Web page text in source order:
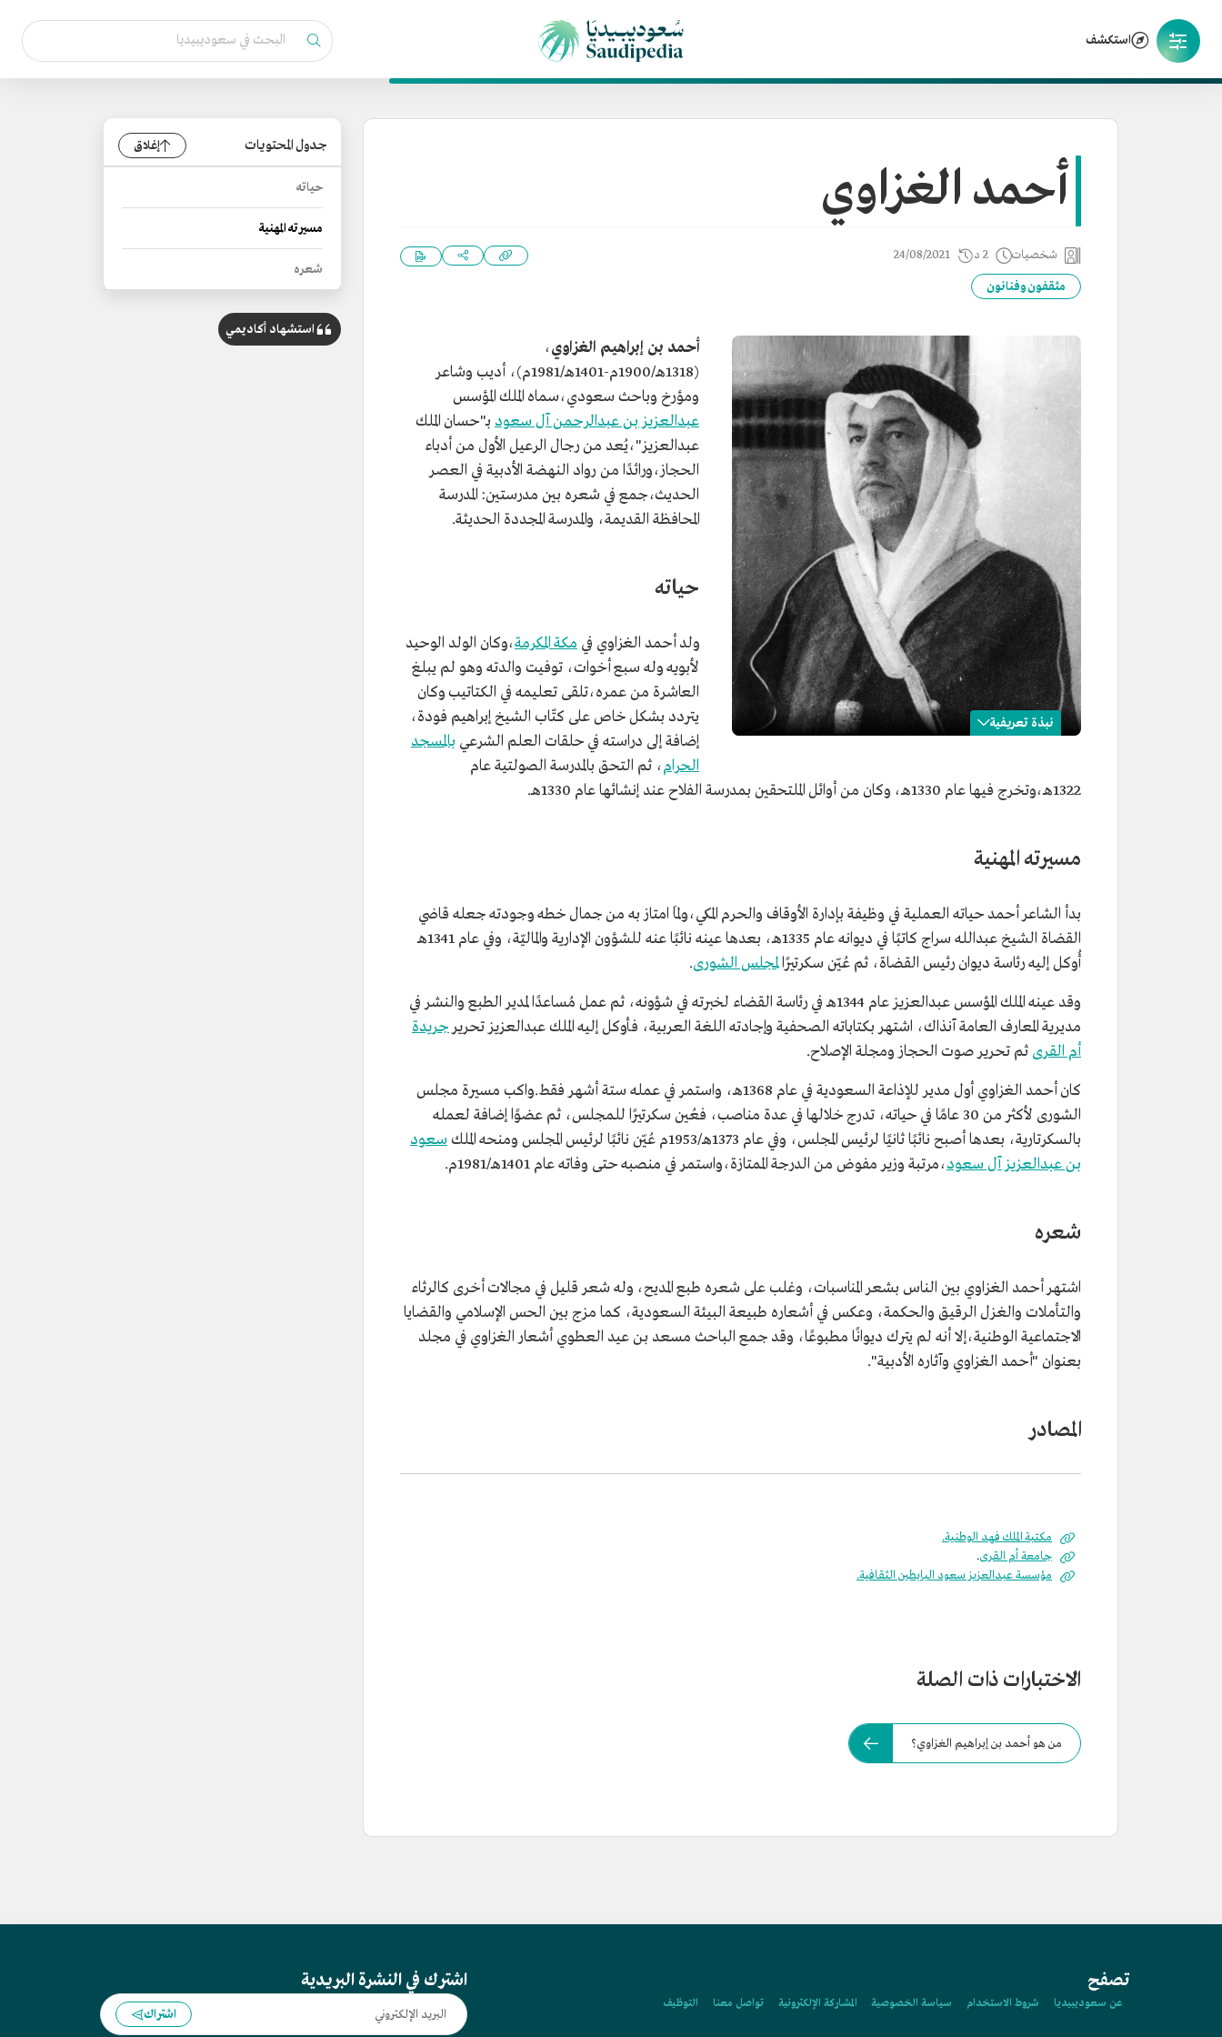
استكشف
أحمد الغزاوي
شخصيات 2 د 24/08/2021
مثقفون وفنانون
نبذة تعريفية
الاسم
أحمد إبراهيم الغزاوي.
تاريخ الوفاة
المجال المهني
أديب وشاعر ومؤرخ وباحث.
أحمد بن إبراهيم الغزاوي،
(1318هـ/1900م-1401هـ/1981م)، أديب وشاعر
ومؤرخ وباحث سعودي،سماه الملك المؤسس
عبدالعزيز بن عبدالرحمن آل سعود بـ"حسان الملك
عبدالعزيز"،يُعد من رجال الرعيل الأول من أدباء
الحجاز،ورائدًا من رواد النهضة الأدبية في العصر
الحديث،جمع في شعره بين مدرستين: المدرسة
المحافظة القديمة، والمدرسة المجددة الحديثة.
حياته
ولد أحمد الغزاوي في مكة المكرمة،وكان الولد الوحيد
لأبويه وله سبع أخوات، توفيت والدته وهو لم يبلغ
العاشرة من عمره،تلقى تعليمه في الكتاتيب وكان
يتردد بشكل خاص على كتّاب الشيخ إبراهيم فودة،
إضافة إلى دراسته في حلقات العلم الشرعي بالمسجد
الحرام، ثم التحق بالمدرسة الصولتية عام
1322هـ،وتخرج فيها عام 1330هـ، وكان من أوائل الملتحقين بمدرسة الفلاح عند إنشائها عام 1330هـ.
مسيرته المهنية
بدأ الشاعر أحمد حياته العملية في وظيفة بإدارة الأوقاف والحرم المكي،ولمَا امتاز به من جمال خطه وجودته جعله قاضي
القضاة الشيخ عبدالله سراج كاتبًا في ديوانه عام 1335هـ، بعدها عينه نائبًا عنه للشؤون الإدارية والماليّة، وفي عام 1341هـ
أُوكل إليه رئاسة ديوان رئيس القضاة، ثم عُيّن سكرتيرًالمجلس الشورى.
وقد عينه الملك المؤسس عبدالعزيز عام 1344هـ في رئاسة القضاء لخبرته في شؤونه، ثم عمل مُساعدًا لمدير الطبع والنشر في
مديرية المعارف العامة آنذاك، اشتهر بكتاباته الصحفية وإجادته اللغة العربية، فأوكل إليه الملك عبدالعزيز تحرير جريدة
أم القرى ثم تحرير صوت الحجاز ومجلة الإصلاح.
كان أحمد الغزاوي أول مدير للإذاعة السعودية في عام 1368هـ، واستمر في عمله ستة أشهر فقط.واكب مسيرة مجلس
الشورى لأكثر من 30 عامًا في حياته، تدرج خلالها في عدة مناصب، فعُين سكرتيرًا للمجلس، ثم عضوًا إضافة لعمله
بالسكرتارية، بعدها أصبح نائبًا ثانيًا لرئيس المجلس، وفي عام 1373هـ/1953م عُيّن نائبًا لرئيس المجلس ومنحه الملك
سعود
بن عبدالعزيز آل سعود،مرتبة وزير مفوض من الدرجة الممتازة،واستمر في منصبه حتى وفاته عام 1401هـ/1981م.
شعره
اشتهر أحمد الغزاوي بين الناس بشعر المناسبات، وغلب على شعره طبع المديح، وله شعر قليل في مجالات أخرى كالرثاء
والتأملات والغزل الرقيق والحكمة، وعكس في أشعاره طبيعة البيئة السعودية، كما مزج بين الحس الإسلامي والقضايا
الاجتماعية الوطنية،إلا أنه لم يترك ديوانًا مطبوعًا، وقد جمع الباحث مسعد بن عيد العطوي أشعار الغزاوي في مجلد
بعنوان "أحمد الغزاوي وآثاره الأدبية".
المصادر
مكتبة الملك فهد الوطنية.
جامعة أم القرى.
مؤسسة عبدالعزيز سعود البابطين الثقافية.
الاختبارات ذات الصلة
من هو أحمد بن إبراهيم الغزاوي؟
جدول المحتويات إغلاق
حياته
مسيرته المهنية
شعره
استشهاد أكاديمي
تصفح
عن سعوديبيديا شروط الاستخدام سياسة الخصوصية المشاركة الإلكترونية تواصل معنا التوظيف
اشترك في النشرة البريدية
اشتراك